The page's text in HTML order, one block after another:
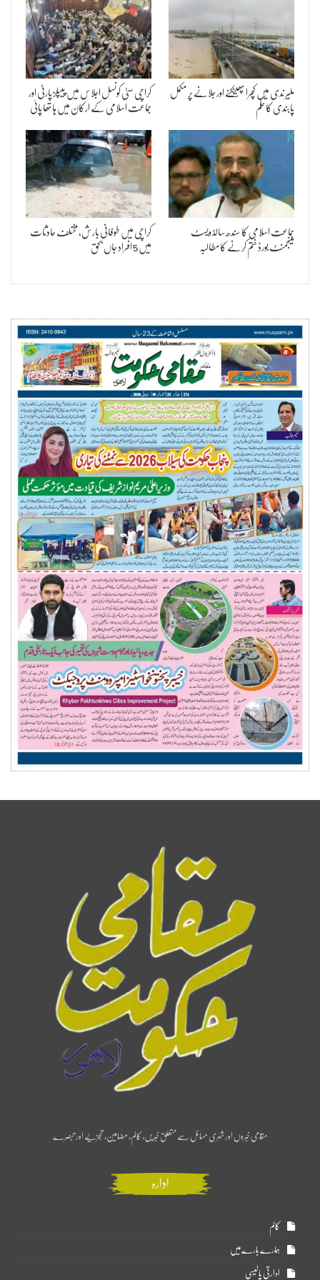
ملیر ندی میں کچرا پھینکنے اور جلانے پر مکمل
پابندی کا حکم
کراچی سٹی کونسل اجلاس میں پیپلز پارٹی اور
جماعت اسلامی کے ارکان میں ہاتھا پائی
جماعت اسلامی کا سندھ سالڈ ویسٹ
مینجمنٹ بورڈ ختم کرنے کا مطالبہ
کراچی میں طوفانی بارش، مختلف حادثات
میں 5 افراد جاں بحق
مقامی خبروں اور شہری مسائل سے متعلق خبریں، کالم، مضامین، تجزیے اور تبصرے
ادارہ
کالم
ہمارے بارے میں
ادارتی پالیسی